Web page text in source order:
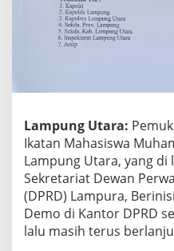
a
n
P
s
i
D
e
m
o
d
i
Lampung Utara:
Ikatan Mahasiswa
Lampung Utara, yang
Sekretariat Dewan
(DPRD) Lampura,
Demo di Kantor DPRD
lalu masih terus